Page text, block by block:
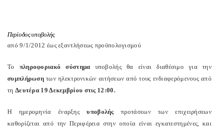
Περίοδος υποβολής
από 9/1/2012 έως εξαντλήσεως προϋπολογισμού
Το πληροφοριακό σύστημα υποβολής θα είναι διαθέσιμο για την
συμπλήρωση των ηλεκτρονικών αιτήσεων από τους ενδιαφερόμενους από
τη Δευτέρα 19 Δεκεμβρίου στις 12:00.
Η ημερομηνία έναρξης υποβολήςπροτάσεων των επιχειρήσεων
καθορίζεται από την Περιφέρεια στην οποία είναι εγκατεστημένες, και